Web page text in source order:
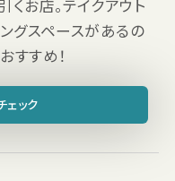
お店。テイクアウト
グスペースがあるの
すすめ！
ェック